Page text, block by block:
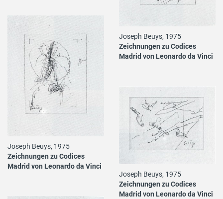
Joseph Beuys, 1975
Zeichnungen zu Codices
Madrid von Leonardo da Vinci
Joseph Beuys, 1975
Zeichnungen zu Codices
Madrid von Leonardo da Vinci
Joseph Beuys, 1975
Zeichnungen zu Codices
Madrid von Leonardo da Vinci